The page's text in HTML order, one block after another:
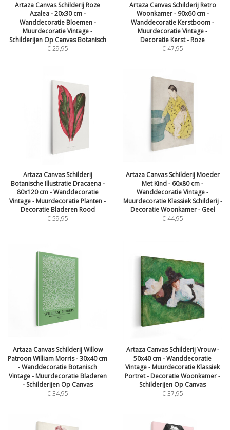
Artaza Canvas Schilderij Roze
Azalea - 20x30 cm -
Wanddecoratie Bloemen -
Muurdecoratie Vintage -
Schilderijen Op Canvas Botanisch
€29,95
Artaza Canvas Schilderij Retro
Woonkamer - 90x60 cm -
Wanddecoratie Kerstboom -
Muurdecoratie Vintage -
Decoratie Kerst - Roze
€47,95
Artaza Canvas Schilderij
Botanische Illustratie Dracaena -
80x120 cm - Wanddecoratie
Vintage - Muurdecoratie Planten -
Decoratie Bladeren Rood
€59,95
Artaza Canvas Schilderij Moeder
Met Kind - 60x80 cm -
Wanddecoratie Vintage -
Muurdecoratie Klassiek Schilderij -
Decoratie Woonkamer - Geel
€44,95
Artaza Canvas Schilderij Willow
Patroon William Morris - 30x40 cm
- Wanddecoratie Botanisch
Vintage - Muurdecoratie Bladeren
- Schilderijen Op Canvas
€34,95
Artaza Canvas Schilderij Vrouw -
50x40 cm - Wanddecoratie
Vintage - Muurdecoratie Klassiek
Portret - Decoratie Woonkamer -
Schilderijen Op Canvas
€37,95